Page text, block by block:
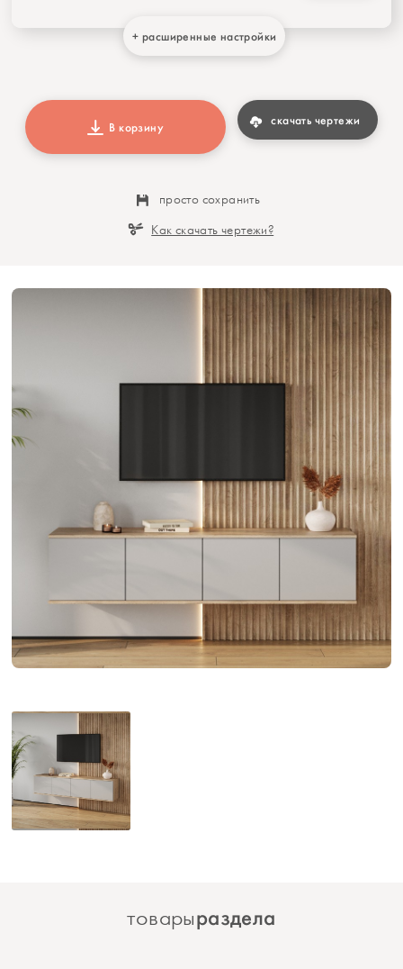
+ расширенные настройки
В корзину скачать чертежи
просто сохранить
Как скачать чертежи?
товарыраздела